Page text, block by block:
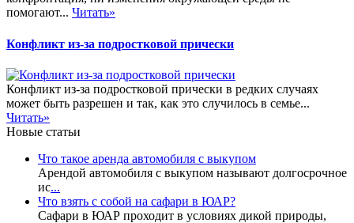
помогают... Читать»
Конфликт из-за подростковой прически
Конфликт из-за подростковой прически в редких случаях
может быть разрешен и так, как это случилось в семье...
Читать»
Новые статьи
Что такое аренда автомобиля с выкупом
Арендой автомобиля с выкупом называют долгосрочное
ис...
Что взять с собой на сафари в ЮАР?
Сафари в ЮАР проходит в условиях дикой природы,